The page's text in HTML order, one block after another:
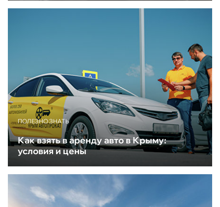
ПОЛЕЗНО ЗНАТЬ
Как взять в аренду авто в Крыму:
условия и цены